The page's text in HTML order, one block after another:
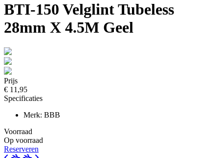
BTI-150 Velglint Tubeless
28mm X 4.5M Geel
Prijs
€ 11,95
Specificaties
Merk: BBB
Voorraad
Op voorraad
Reserveren